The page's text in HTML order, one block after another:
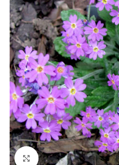
Klikněte pro zvětšení